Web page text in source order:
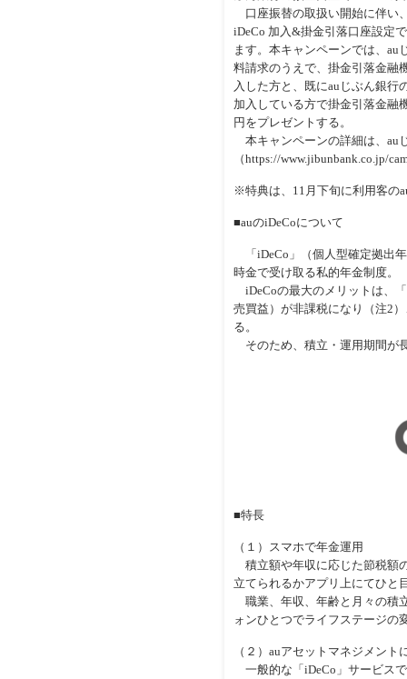
口座振替の取扱い開始に伴い
iDeCo 加入&掛金引落口座設定
ます。本キャンペーンでは、au
料請求のうえで、掛金引落金融
入した方と、既にauじぶん銀行
加入している方で掛金引落金融
円をプレゼントする。
本キャンペーンの詳細は、au
（https://www.jibunbank.co.jp/
※特典は、11月下旬に利用客の
■auのiDeCoについて
「iDeCo」（個人型確定拠出
時金で受け取る私的年金制度。
iDeCoの最大のメリットは、
売買益）が非課税になり（注2
る。
そのため、積立・運用期間が
■特長
（１）スマホで年金運用
積立額や年収に応じた節税額
立てられるかアプリ上にてひ
職業、年収、年齢と月々の積
ォンひとつでライフステージの
（２）auアセットマネジメン
一般的な「iDeCo」サービス